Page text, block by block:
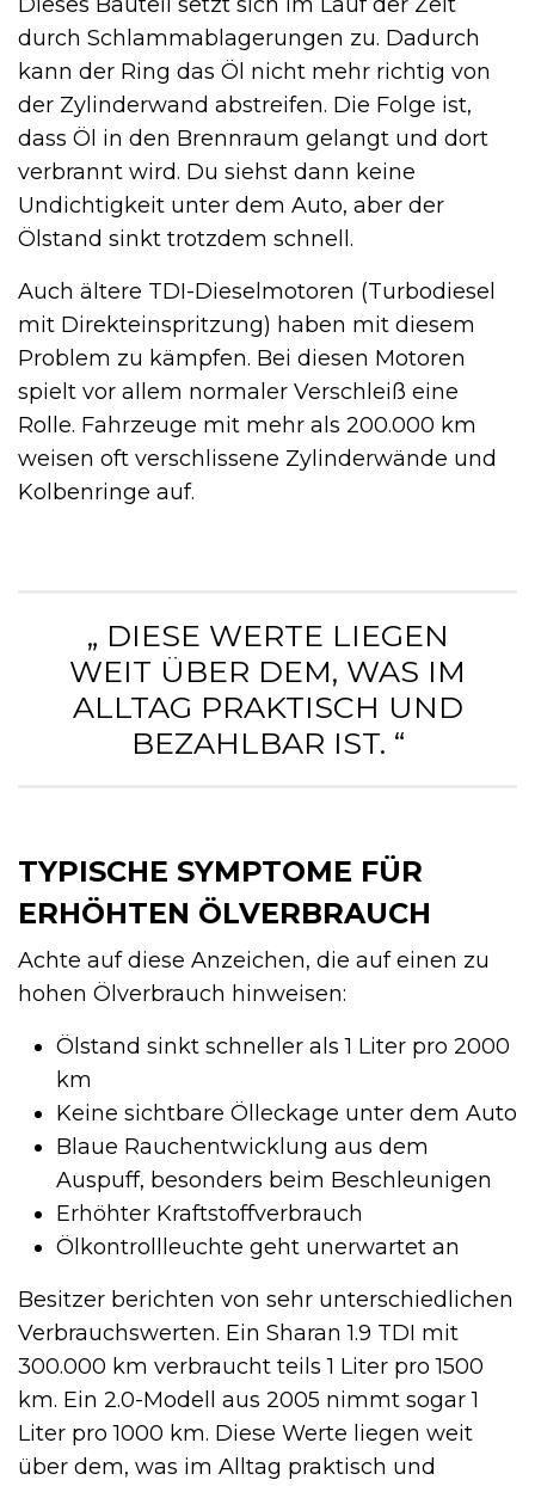
durch Schlammablagerungen zu. Dadurch
kann der Ring das Öl nicht mehr richtig von
der Zylinderwand abstreifen. Die Folge ist,
dass Öl in den Brennraum gelangt und dort
verbrannt wird. Du siehst dann keine
Undichtigkeit unter dem Auto, aber der
Ölstand sinkt trotzdem schnell.
Auch ältere TDI-Dieselmotoren (Turbodiesel
mit Direkteinspritzung) haben mit diesem
Problem zu kämpfen. Bei diesen Motoren
spielt vor allem normaler Verschleiß eine
Rolle. Fahrzeuge mit mehr als 200.000 km
weisen oft verschlissene Zylinderwände und
Kolbenringe auf.
„ DIESE WERTE LIEGEN
WEIT ÜBER DEM, WAS IM
ALLTAG PRAKTISCH UND
BEZAHLBAR IST. “
TYPISCHE SYMPTOME FÜR
ERHÖHTEN ÖLVERBRAUCH
Achte auf diese Anzeichen, die auf einen zu
hohen Ölverbrauch hinweisen:
Ölstand sinkt schneller als 1 Liter pro 2000
km
Keine sichtbare Ölleckage unter dem Auto
Blaue Rauchentwicklung aus dem
Auspuff, besonders beim Beschleunigen
Erhöhter Kraftstoffverbrauch
Ölkontrollleuchte geht unerwartet an
Besitzer berichten von sehr unterschiedlichen
Verbrauchswerten. Ein Sharan 1.9 TDI mit
300.000 km verbraucht teils 1 Liter pro 1500
km. Ein 2.0-Modell aus 2005 nimmt sogar 1
Liter pro 1000 km. Diese Werte liegen weit
über dem, was im Alltag praktisch und